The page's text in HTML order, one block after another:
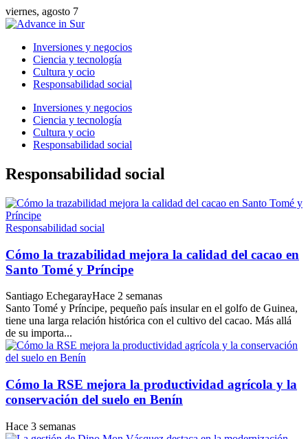
viernes, agosto 7
Inversiones y negocios
Ciencia y tecnología
Cultura y ocio
Responsabilidad social
Inversiones y negocios
Ciencia y tecnología
Cultura y ocio
Responsabilidad social
Responsabilidad social
Responsabilidad social
Cómo la trazabilidad mejora la calidad del cacao en
Santo Tomé y Príncipe
Santiago EchegarayHace 2 semanas
Santo Tomé y Príncipe, pequeño país insular en el golfo de Guinea,
tiene una larga relación histórica con el cultivo del cacao. Más allá
de su importa...
Cómo la RSE mejora la productividad agrícola y la
conservación del suelo en Benín
Hace 3 semanas